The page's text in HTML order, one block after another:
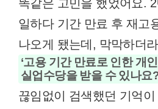
똑같은 고민을 했었어요.
일하다 기간 만료 후 재고
나오게 됐는데, 막막하더
‘고용 기간 만료로 인한 개
실업수당을 받을 수 있나요
끊임없이 검색했던 기억이